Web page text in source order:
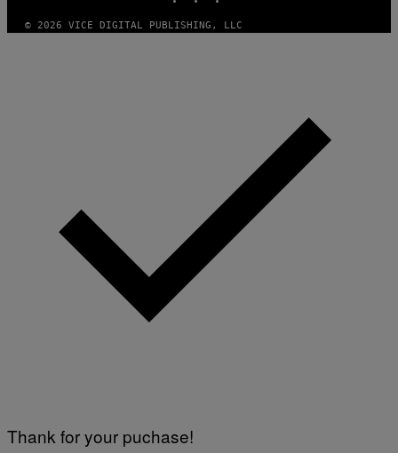
© 2026 VICE DIGITAL PUBLISHING, LLC
Thank for your puchase!